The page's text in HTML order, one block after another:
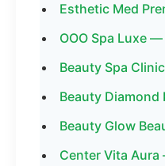
Esthetic Med
ООО Spa Luxe —
Beauty Spa
Beauty
Beauty Glow
Center Vita